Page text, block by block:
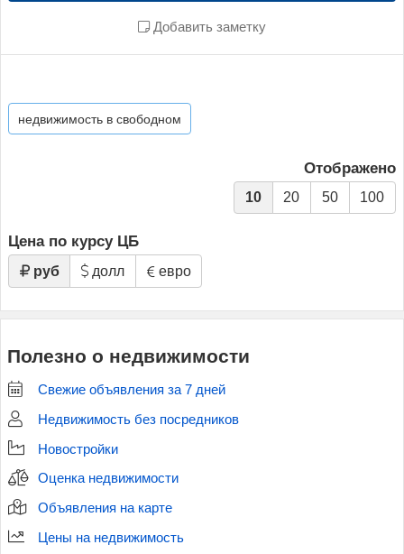
Добавить заметку
недвижимость в свободном
Отображено
10 20 50 100
Цена по курсу ЦБ
руб долл евро
Полезно о недвижимости
Свежие объявления за 7 дней
Недвижимость без посредников
Новостройки
Оценка недвижимости
Объявления на карте
Цены на недвижимость